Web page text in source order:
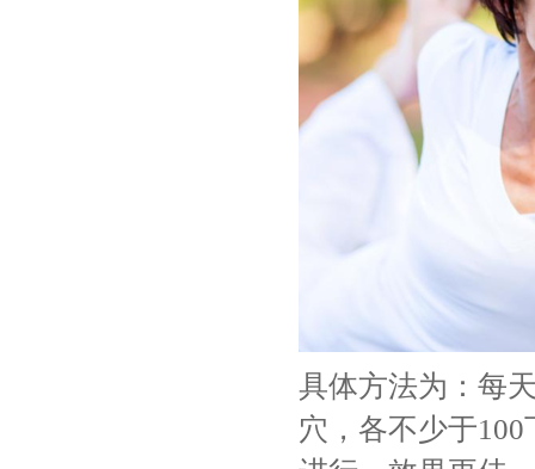
具体方法为：每
穴，各不少于